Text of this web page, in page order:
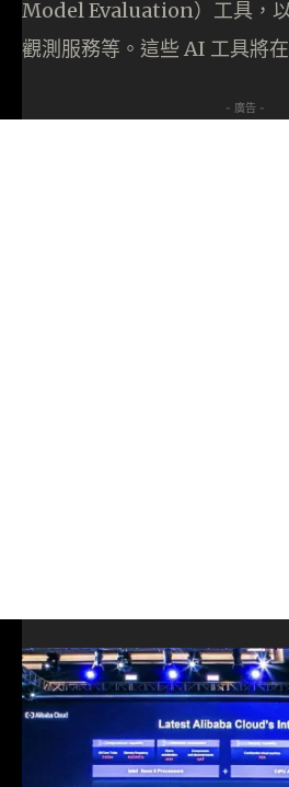
Model Evaluation）工具，
觀測服務等。這些 AI 工具將
- 廣告 -